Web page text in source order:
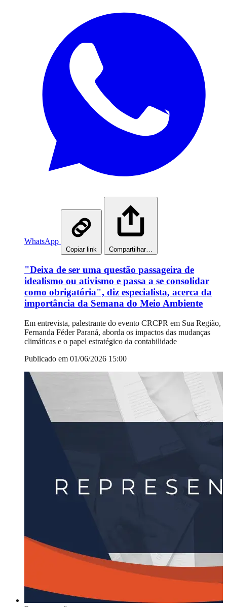
WhatsApp
Copiar link Compartilhar…
"Deixa de ser uma questão passageira de
idealismo ou ativismo e passa a se consolidar
como obrigatória", diz especialista, acerca da
importância da Semana do Meio Ambiente
Em entrevista, palestrante do evento CRCPR em Sua Região,
Fernanda Féder Paraná, aborda os impactos das mudanças
climáticas e o papel estratégico da contabilidade
Publicado em 01/06/2026 15:00